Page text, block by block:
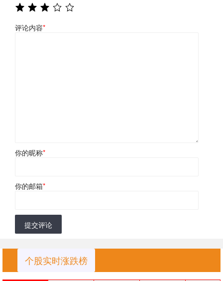
评论内容*
你的昵称*
你的邮箱*
提交评论
个股实时涨跌榜